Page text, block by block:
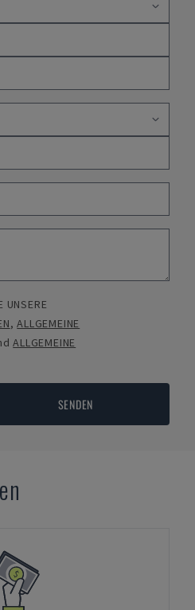
UNSERE
,ALLGEMEINE
ALLGEMEINE
SENDEN